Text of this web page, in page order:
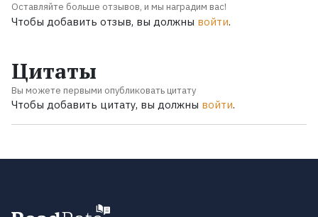
Оставляйте больше отзывов, и мы наградим вас!
Чтобы добавить отзыв, вы должны войти.
Цитаты
Вы можете первыми опубликовать цитату
Чтобы добавить цитату, вы должны войти.